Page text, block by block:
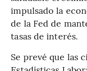
impulsado la
de la Fed de
tasas de interés.
Se prevé que las